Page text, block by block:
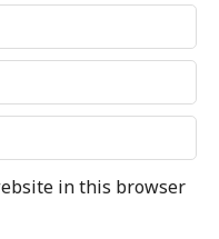
in this browser